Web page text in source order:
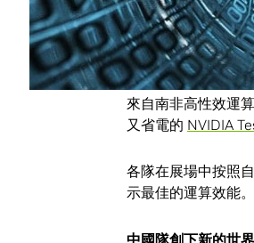
來自愛沙尼亞、新
南非隊在即時運算
來自南非高性效運
又省電的 NVIDIA
各隊在展場中按照
示最佳的運算效能。
中國隊創下新的世